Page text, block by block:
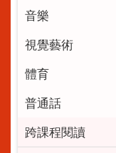
音樂
視覺藝術
體育
普通話
跨課程閱讀